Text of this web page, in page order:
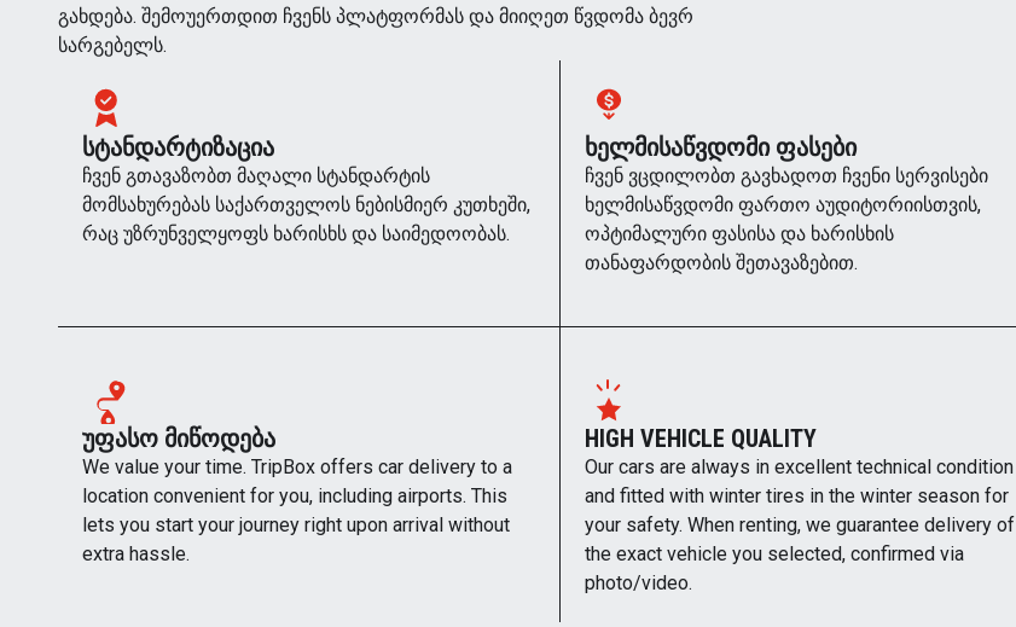
გახდება. შემოუერთდით ჩვენს პლატფორმას და მიიღეთ წვდომა ბევრ
სარგებელს.
ᲡᲢᲐᲜᲓᲐᲠᲢᲘᲖᲐᲪᲘᲐ
ჩვენ გთავაზობთ მაღალი სტანდარტის
მომსახურებას საქართველოს ნებისმიერ კუთხეში,
რაც უზრუნველყოფს ხარისხს და საიმედოობას.
ᲮᲔᲚᲛᲘᲡᲐᲬᲕᲓᲝᲛᲘ ᲤᲐᲡᲔᲑᲘ
ჩვენ ვცდილობთ გავხადოთ ჩვენი სერვისები
ხელმისაწვდომი ფართო აუდიტორიისთვის,
ოპტიმალური ფასისა და ხარისხის
თანაფარდობის შეთავაზებით.
ᲣᲤᲐᲡᲝ ᲛᲘᲬᲝᲓᲔᲑᲐ
We value your time. TripBox offers car delivery to a
location convenient for you, including airports. This
lets you start your journey right upon arrival without
extra hassle.
HIGH VEHICLE QUALITY
Our cars are always in excellent technical condition
and fitted with winter tires in the winter season for
your safety. When renting, we guarantee delivery of
the exact vehicle you selected, confirmed via
photo/video.